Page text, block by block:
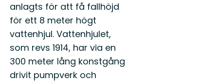
anlagts för att få fallhöjd
för ett 8 meter högt
vattenhjul. Vattenhjulet,
som revs 1914, har via en
300 meter lång konstgång
drivit pumpverk och